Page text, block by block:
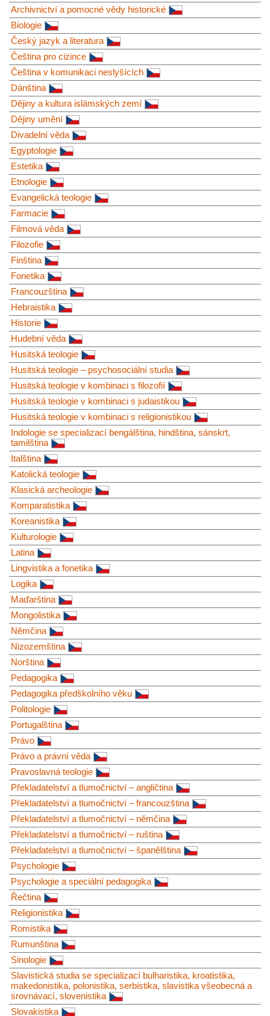
Archivnictví a pomocné vědy historické
Biologie
Český jazyk a literatura
Čeština pro cizince
Čeština v komunikaci neslyšících
Dánština
Dějiny a kultura islámských zemí
Dějiny umění
Divadelní věda
Egyptologie
Estetika
Etnologie
Evangelická teologie
Farmacie
Filmová věda
Filozofie
Finština
Fonetika
Francouzština
Hebraistika
Historie
Hudební věda
Husitská teologie
Husitská teologie – psychosociální studia
Husitská teologie v kombinaci s filozofií
Husitská teologie v kombinaci s judaistikou
Husitská teologie v kombinaci s religionistikou
Indologie se specializací bengálština, hindština, sánskrt,
tamilština
Italština
Katolická teologie
Klasická archeologie
Komparatistika
Koreanistika
Kulturologie
Latina
Lingvistika a fonetika
Logika
Maďarština
Mongolistika
Němčina
Nizozemština
Norština
Pedagogika
Pedagogika předškolního věku
Politologie
Portugalština
Právo
Právo a právní věda
Pravoslavná teologie
Překladatelství a tlumočnictví – angličtina
Překladatelství a tlumočnictví – francouzština
Překladatelství a tlumočnictví – němčina
Překladatelství a tlumočnictví – ruština
Překladatelství a tlumočnictví – španělština
Psychologie
Psychologie a speciální pedagogika
Řečtina
Religionistika
Romistika
Rumunština
Sinologie
Slavistická studia se specializací bulharistika, kroatistika,
makedonistika, polonistika, serbistika, slavistika všeobecná a
srovnávací, slovenistika
Slovakistika